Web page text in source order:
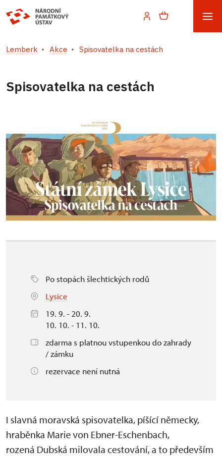
Lemberk Akce Spisovatelka na cestách
Spisovatelka na cestách
Po stopách šlechtických rodů
Lysice
19. 9. - 20. 9.
10. 10. - 11. 10.
zdarma s platnou vstupenkou do zahrady
/ zámku
rezervace není nutná
I slavná moravská spisovatelka, píšící německy,
hraběnka Marie von Ebner-Eschenbach,
rozená Dubská milovala cestování, a to především